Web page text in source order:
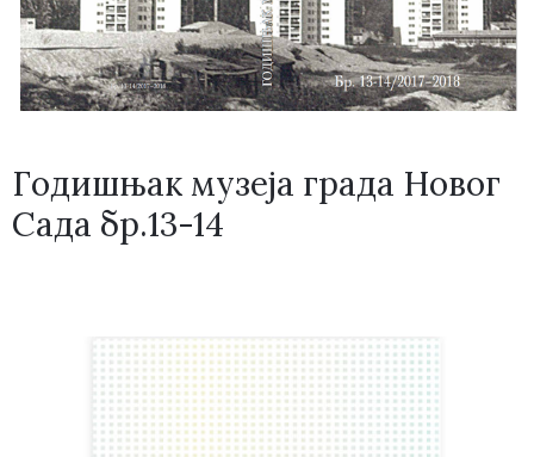
Годишњак музеја града Новог
Сада бр.13-14